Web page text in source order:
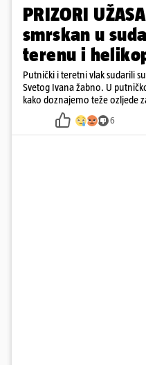
PRIZORI
smrskan u
terenu i
Putnički i teretni vlak sudarili
Svetog Ivana žabno. U
kako doznajemo teže ozljede
vlaka. Zatvoren je promet, a fotoreporteri Prigorskog objavili su
prve snimke s mjesta sudara
6